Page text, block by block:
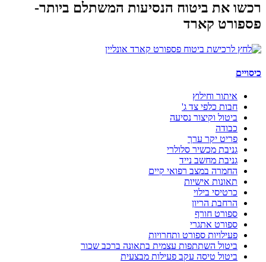
רכשו את ביטוח הנסיעות המשתלם ביותר-
פספורט קארד
כיסויים
איתור וחילוץ
חבות כלפי צד ג'
ביטול וקיצור נסיעה
כבודה
פריט יקר ערך
גניבת מכשיר סלולרי
גניבת מחשב נייד
החמרה במצב רפואי קיים
תאונות אישיות
כרטיסי בילוי
הרחבת הריון
ספורט חורף
ספורט אתגרי
פעילויות ספורט ותחרויות
ביטול השתתפות עצמית בתאונה ברכב שכור
ביטול טיסה עקב פעילות מבצעית